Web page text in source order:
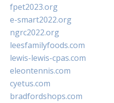
fpet2023.org
e-smart2022.org
ngrc2022.org
leesfamilyfoods.com
lewis-lewis-cpas.com
eleontennis.com
cyetus.com
bradfordshops.com